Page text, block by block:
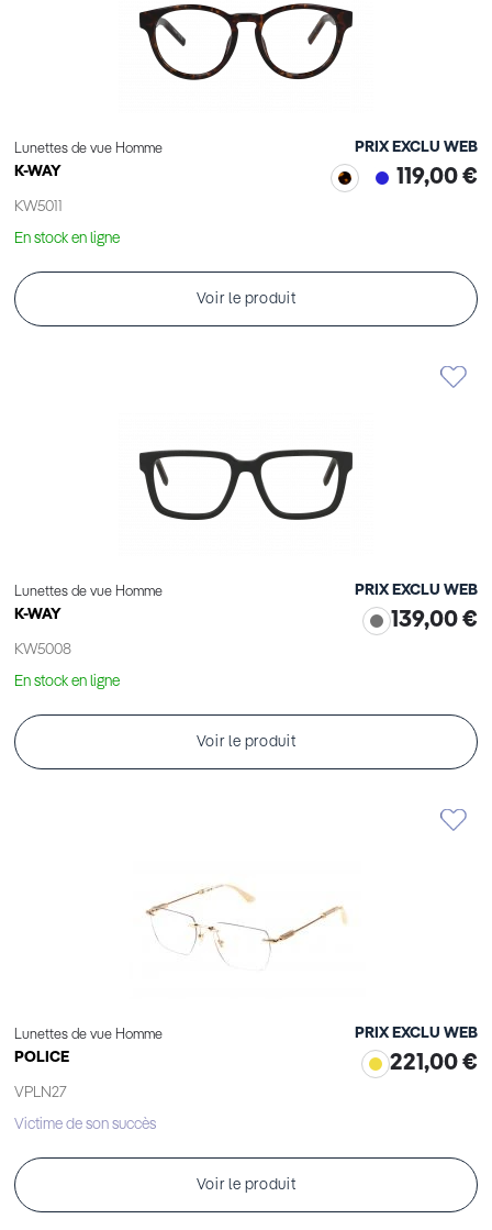
Lunettes de vue Homme
K-WAY
KW5011
PRIX EXCLU WEB
119,00 €
En stock en ligne
Voir le produit
Lunettes de vue Homme
K-WAY
KW5008
PRIX EXCLU WEB
139,00 €
En stock en ligne
Voir le produit
Lunettes de vue Homme
POLICE
VPLN27
PRIX EXCLU WEB
221,00 €
Victime de son succès
Voir le produit